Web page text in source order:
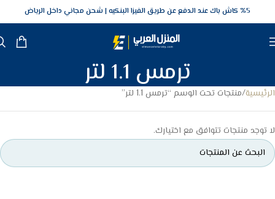
5‎% كاش باك عند الدفع عن طريق الفيزا البنكيه شحن مجاني داخل الرياض
ترمس 1.1 لتر
الرئيسية منتجات تحت الوسم “ترمس 1.1 لتر”
لا توجد منتجات تتوافق مع اختيارك.